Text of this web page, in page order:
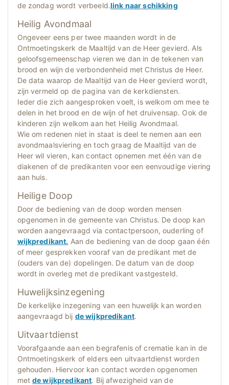
de zondag wordt verbeeld.link naar schikking
Heilig Avondmaal
Ongeveer eens per twee maanden wordt in de
Ontmoetingskerk de Maaltijd van de Heer gevierd. Als
geloofsgemeenschap vieren we dan in de tekenen van
brood en wijn de verbondenheid met Christus de Heer.
De data waarop de Maaltijd van de Heer gevierd wordt,
zijn vermeld op de pagina van de kerkdiensten.
Ieder die zich aangesproken voelt, is welkom om mee te
delen in het brood en de wijn of het druivensap. Ook de
kinderen zijn welkom aan het Heilig Avondmaal.
Wie om redenen niet in staat is deel te nemen aan een
avondmaalsviering en toch graag de Maaltijd van de
Heer wil vieren, kan contact opnemen met één van de
diakenen of de predikanten voor een eenvoudige viering
aan huis.
Heilige Doop
Door de bediening van de doop worden mensen
opgenomen in de gemeente van Christus. De doop kan
worden aangevraagd via contactpersoon, ouderling of
wijkpredikant. Aan de bediening van de doop gaan één
of meer gesprekken vooraf van de predikant met de
(ouders van de) dopelingen. De datum van de doop
wordt in overleg met de predikant vastgesteld.
Huwelijksinzegening
De kerkelijke inzegening van een huwelijk kan worden
aangevraagd bij de wijkpredikant.
Uitvaartdienst
Voorafgaande aan een begrafenis of crematie kan in de
Ontmoetingskerk of elders een uitvaartdienst worden
gehouden. Hiervoor kan contact worden opgenomen
metde wijkpredikant. Bij afwezigheid van de